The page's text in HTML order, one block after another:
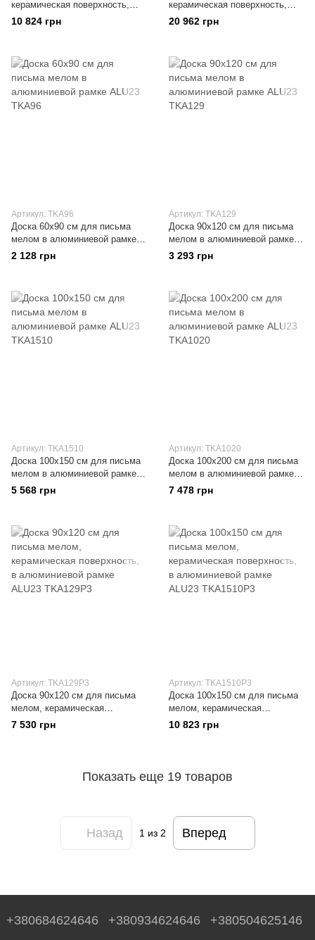
керамическая поверхность,
клетка 5х5 см 85х100 см
10 824 грн
керамическая поверхность,
клетка 5х5 см 100х170 см
20 962 грн
Артикул: TKA96
Доска 60x90 см для письма
мелом в алюминиевой рамке
ALU23
2 128 грн
Артикул: TKA129
Доска 90x120 см для письма
мелом в алюминиевой рамке
ALU23
3 293 грн
Артикул: TKA1510
Доска 100x150 см для письма
мелом в алюминиевой рамке
ALU23
5 568 грн
Артикул: TKA1020
Доска 100x200 см для письма
мелом в алюминиевой рамке
ALU23
7 478 грн
Артикул: TKA129P3
Доска 90x120 см для письма
мелом, керамическая
поверхность, в алюминиевой
рамке ALU23
7 530 грн
Артикул: TKA1510P3
Доска 100x150 см для письма
мелом, керамическая
поверхность, в алюминиевой
рамке ALU23
10 823 грн
Показать еще 19 товаров
Назад 1 из 2 Вперед
+380684624646 +380934624646 +380504625146